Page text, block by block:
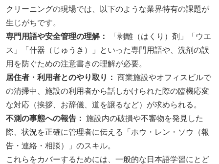
クリーニングの現場では、以下のような業界特有の課題が
生じがちです。
専門用語や安全管理の理解：
「剥離（はくり）剤」「ウエ
ス」「什器（じゅうき）」といった専門用語や、洗剤の誤
用を防ぐための注意書きの理解が必要。
居住者・利用者とのやり取り： 商業施設やオフィスビルで
の清掃中、施設の利用者から話しかけられた際の臨機応変
な対応（挨拶、お辞儀、道を譲るなど）が求められる。
不測の事態への報告： 施設内の破損や不審物を発見した
際、状況を正確に管理者に伝える「ホウ・レン・ソウ（報
告・連絡・相談）」のスキル。
これらをカバーするためには、一般的な日本語学習にとど